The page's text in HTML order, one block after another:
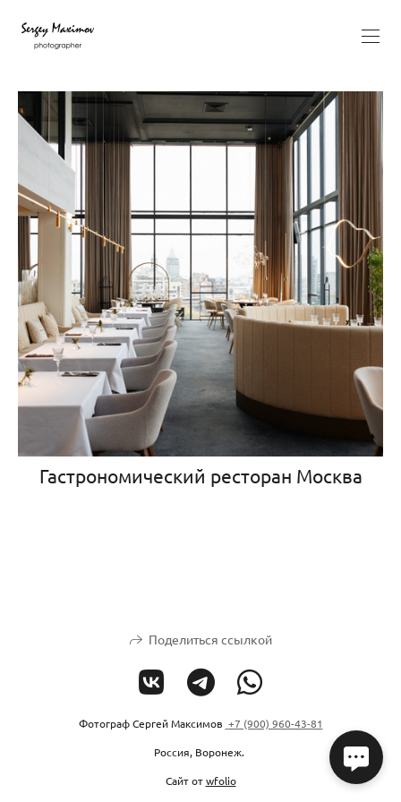
Гастрономический ресторан Москва
Поделиться ссылкой
Фотограф Сергей Максимов +7 (900) 960-43-81
Россия, Воронеж.
Сайт отwfolio